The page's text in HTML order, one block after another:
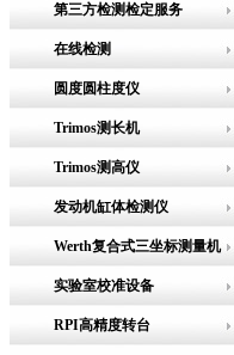
第三方检测检定服务
在线检测
圆度圆柱度仪
Trimos测长机
Trimos测高仪
发动机缸体检测仪
Werth复合式三坐标测量机
实验室校准设备
RPI高精度转台